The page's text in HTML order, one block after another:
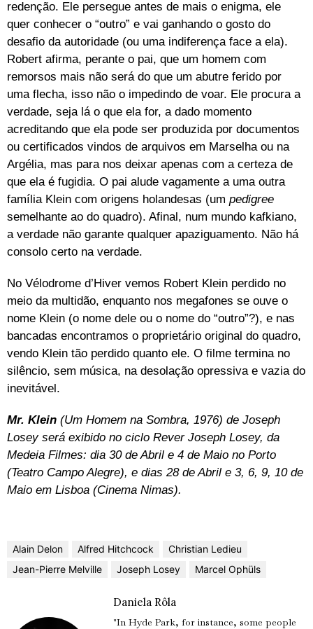
redenção. Ele persegue antes de mais o enigma, ele
quer conhecer o “outro” e vai ganhando o gosto do
desafio da autoridade (ou uma indiferença face a ela).
Robert afirma, perante o pai, que um homem com
remorsos mais não será do que um abutre ferido por
uma flecha, isso não o impedindo de voar. Ele procura a
verdade, seja lá o que ela for, a dado momento
acreditando que ela pode ser produzida por documentos
ou certificados vindos de arquivos em Marselha ou na
Argélia, mas para nos deixar apenas com a certeza de
que ela é fugidia. O pai alude vagamente a uma outra
família Klein com origens holandesas (um pedigree
semelhante ao do quadro). Afinal, num mundo kafkiano,
a verdade não garante qualquer apaziguamento. Não há
consolo certo na verdade.
No Vélodrome d’Hiver vemos Robert Klein perdido no
meio da multidão, enquanto nos megafones se ouve o
nome Klein (o nome dele ou o nome do “outro”?), e nas
bancadas encontramos o proprietário original do quadro,
vendo Klein tão perdido quanto ele. O filme termina no
silêncio, sem música, na desolação opressiva e vazia do
inevitável.
Mr. Klein (Um Homem na Sombra, 1976) de Joseph
Losey será exibido no ciclo Rever Joseph Losey, da
Medeia Filmes: dia 30 de Abril e 4 de Maio no Porto
(Teatro Campo Alegre), e dias 28 de Abril e 3, 6, 9, 10 de
Maio em Lisboa (Cinema Nimas).
Alain Delon Alfred Hitchcock
Christian Ledieu
Jean-Pierre Melville
Joseph Losey Marcel Ophüls
Daniela Rôla
"In Hyde Park, for instance, some people